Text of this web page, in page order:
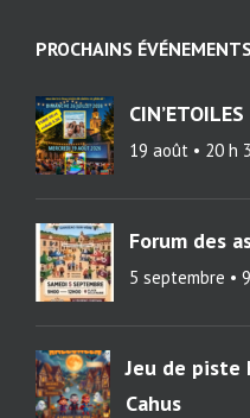
PROCHAINS ÉVÉNEMENTS
19 août • 20 h
Forum des
5 septembre •
Jeu de piste
Cahus